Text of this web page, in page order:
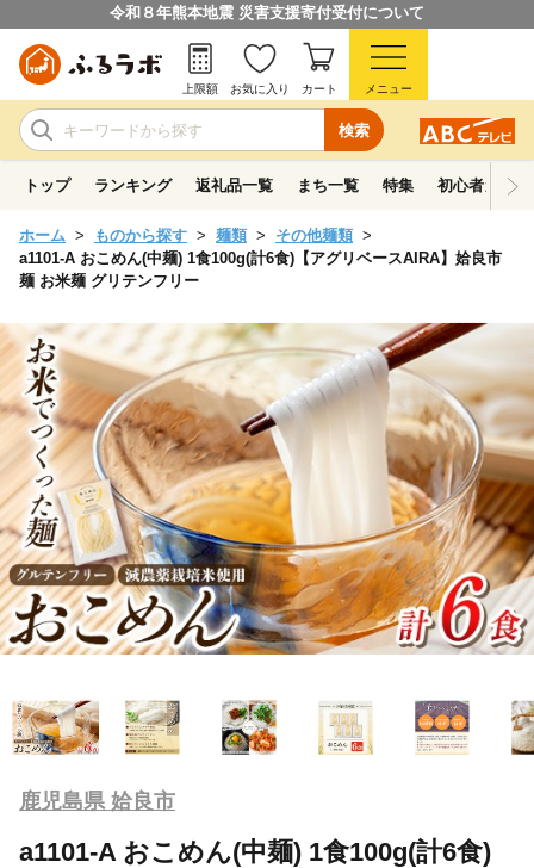
令和８年熊本地震 災害支援寄付受付について
検索
上限額 お気に入り カート メニュー
トップ ランキング 返礼品一覧 まち一覧 特集 初心者ガイド
ホーム ものから探す 麺類
その他麺類
a1101-A おこめん(中麺) 1食100g(計6食)【アグリベースAIRA】姶良市
麺 お米麺 グリテンフリー
鹿児島県 姶良市
a1101-A おこめん(中麺) 1食100g(計6食)